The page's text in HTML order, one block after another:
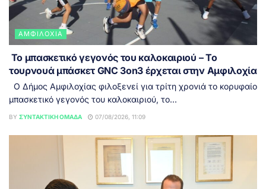
ΑΜΦΙΛΟΧΊΑ
Το μπασκετικό γεγονός του καλοκαιριού – Το
τουρνουά μπάσκετ GNC 3on3 έρχεται στην Αμφιλοχία
Ο Δήμος Αμφιλοχίας φιλοξενεί για τρίτη χρονιά το κορυφαίο
μπασκετικό γεγονός του καλοκαιριού, το...
BY ΣΥΝΤΑΚΤΙΚΉ ΟΜΆΔΑ 07/08/2026, 11:09